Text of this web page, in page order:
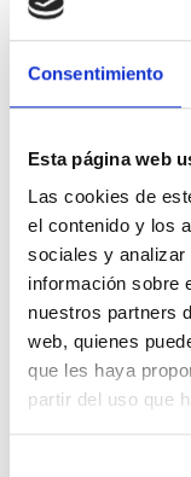
Consentimiento
Esta página web
Las cookies de
el contenido y los
sociales y
información sobre
nuestros partners
web, quienes
que les haya
partir del uso que
Construida con
altamente
natural. La suela
agarre
descensos con
puntera reforzada
accidentales de
pisada firme y
Puntos clave:
Malla técnica
frescos y